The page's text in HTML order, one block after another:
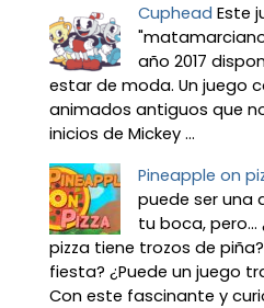
Cuphead Este
año 2017
estar de moda. Un juego
animados antiguos que
inicios de Mickey ...
Pineapple on
puede ser una
tu boca,
pizza tiene trozos de
fiesta? ¿Puede un juego
Con este fascinante y